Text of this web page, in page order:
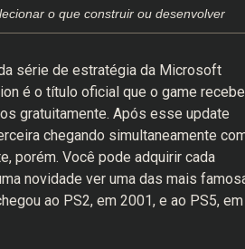
o que construir ou desenvolver
série de estratégia da Microsoft
é o título oficial que o game recebe
gratuitamente. Após esse update
chegando simultaneamente
porém. Você pode adquirir cada
novidade ver uma das mais
ao PS2, em 2001, e ao PS5, em